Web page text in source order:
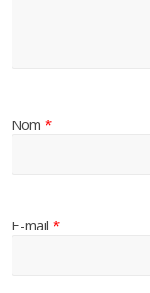
Nom*
E-mail*